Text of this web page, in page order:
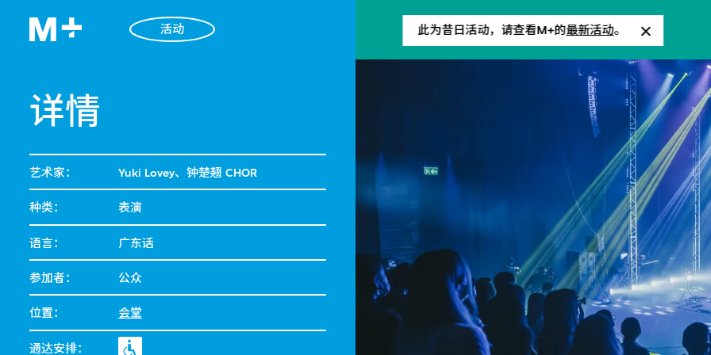
活动 此为昔日活动，请查看M+的最新活动。
详情
艺术家： Yuki Lovey、钟楚翘 CHOR
种类： 表演
语言： 广东话
参加者： 公众
位置： 会堂
通达安排：